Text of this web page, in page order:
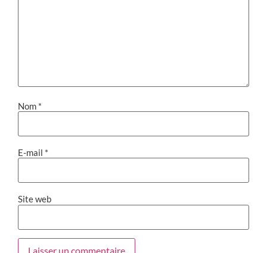
Nom *
E-mail *
Site web